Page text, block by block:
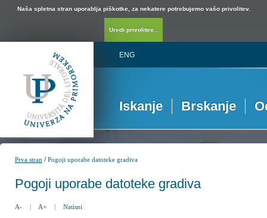
Naša spletna stran uporablja piškotke, za nekatere potrebujemo vašo privolitev.
Uredi privolitev...
ENG
Iskanje Brskanje
Prva stran /Pogoji uporabe datoteke gradiva
Pogoji uporabe datoteke gradiva
A- | A+ | Natisni